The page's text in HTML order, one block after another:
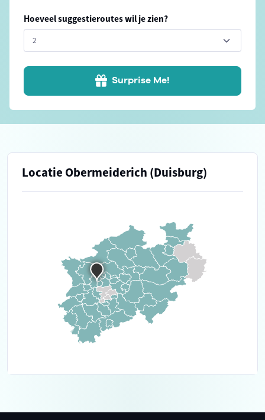
Hoeveel suggestieroutes wil je zien?
Surprise Me!
Locatie Obermeiderich (Duisburg)